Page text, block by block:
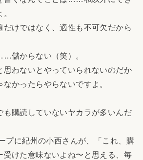
けではなく、適性も不可欠だから
儲からない（笑）。
わないとやっていられないのだか
かったらやらないですよ。
購読していないヤカラが多いんだ
プに紀州の小西さんが、「これ、購
受けた意味ないよね〜と思える、毎